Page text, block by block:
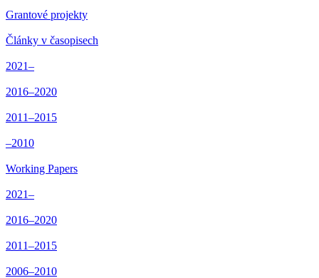
Grantové projekty
Články v časopisech
2021–
2016–2020
2011–2015
–2010
Working Papers
2021–
2016–2020
2011–2015
2006–2010